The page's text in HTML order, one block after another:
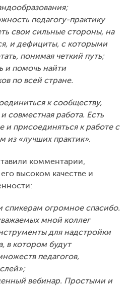
педагогу-практику
свои сильные стороны, на
и дефициты, с которыми
понимая четкий путь;
и помочь найти
по всей стране.
к сообществу,
совместная работа. Есть
и присоединяться к работе с
из «лучших практик».
комментарии,
высоком качестве и
спикерам огромное спасибо.
мной коллег
для надстройки
в котором будут
педагогов,
вебинар. Простыми и